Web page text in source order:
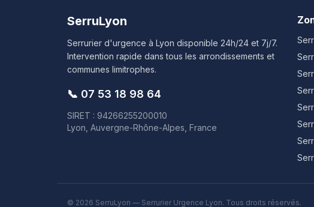
SerruLyon
Serrurier d'urgence à Lyon disponible 24h/24 et 7j/7.
Intervention rapide dans tous les arrondissements et
communes limitrophes.
📞 07 53 18 98 64
SIRET : 94266255200010
Lyon, Auvergne-Rhône-Alpes, France
© 2026 SerruLyon — Serrurier Urgence Lyon. Tous droits réservés.